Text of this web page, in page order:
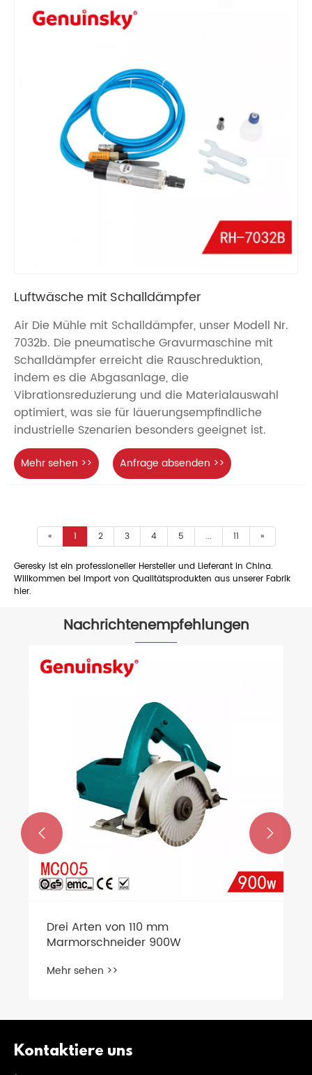
Luftwäsche mit Schalldämpfer
Air Die Mühle mit Schalldämpfer, unser Modell Nr.
7032b. Die pneumatische Gravurmaschine mit
Schalldämpfer erreicht die Rauschreduktion,
indem es die Abgasanlage, die
Vibrationsreduzierung und die Materialauswahl
optimiert, was sie für läuerungsempfindliche
industrielle Szenarien besonders geeignet ist.
Mehr sehen >> Anfrage absenden >>
« 1 2 3 4 5 ... 11 »
Geresky ist ein professioneller Hersteller und Lieferant in China.
Willkommen bei Import von Qualitätsprodukten aus unserer Fabrik
hier.
Nachrichtenempfehlungen
Drei Arten von 110 mm
Marmorschneider 900W
Mehr sehen >>
 
Kontaktiere uns